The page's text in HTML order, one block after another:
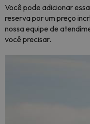
Você pode adicionar
reserva por um preço
nossa equipe de
você precisar.